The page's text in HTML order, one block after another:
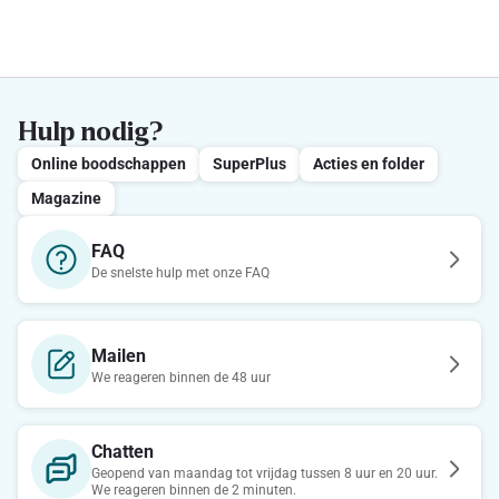
Hulp nodig?
Online boodschappen SuperPlus
Acties en folder
Magazine
FAQ
De snelste hulp met onze FAQ
Mailen
We reageren binnen de 48 uur
Chatten
Geopend van maandag tot vrijdag tussen 8 uur en 20 uur.
We reageren binnen de 2 minuten.